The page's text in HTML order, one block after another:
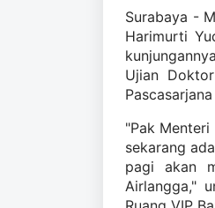
Surabaya -
Harimurti
Ujian
"Pak
sekarang
pagi akan
Airlangga,"